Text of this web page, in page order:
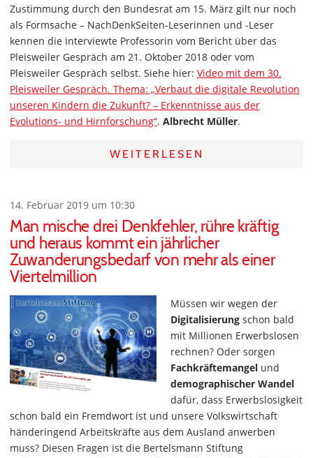
Zustimmung durch den Bundesrat am 15. März gilt nur noch
als Formsache – NachDenkSeiten-Leserinnen und -Leser
kennen die interviewte Professorin vom Bericht über das
Pleisweiler Gespräch am 21. Oktober 2018 oder vom
Pleisweiler Gespräch selbst. Siehe hier: Video mit dem 30.
Pleisweiler Gespräch. Thema: „Verbaut die digitale Revolution
unseren Kindern die Zukunft? – Erkenntnisse aus der
Evolutions- und Hirnforschung“. Albrecht Müller.
WEITERLESEN
14. Februar 2019 um 10:30
Man mische drei Denkfehler, rühre kräftig
und heraus kommt ein jährlicher
Zuwanderungsbedarf von mehr als einer
Viertelmillion
Müssen wir wegen der
Digitalisierung schon bald
mit Millionen Erwerbslosen
rechnen? Oder sorgen
Fachkräftemangel und
demographischer Wandel
dafür, dass Erwerbslosigkeit
schon bald ein Fremdwort ist und unsere Volkswirtschaft
händeringend Arbeitskräfte aus dem Ausland anwerben
muss? Diesen Fragen ist die Bertelsmann Stiftung